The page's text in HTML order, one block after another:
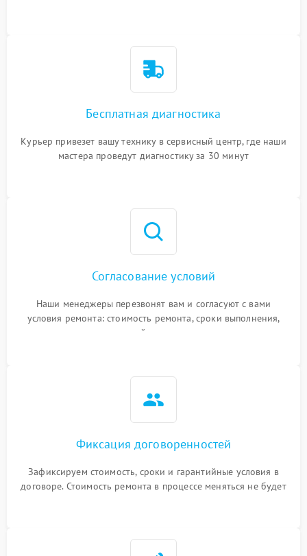
Бесплатная диагностика
Курьер привезет вашу технику в сервисный центр, где наши
мастера проведут диагностику за 30 минут
Согласование условий
Наши менеджеры перезвонят вам и согласуют с вами
условия ремонта: стоимость ремонта, сроки выполнения,
гарантийные условия
Фиксация договоренностей
Зафиксируем стоимость, сроки и гарантийные условия в
договоре. Стоимость ремонта в процессе меняться не будет